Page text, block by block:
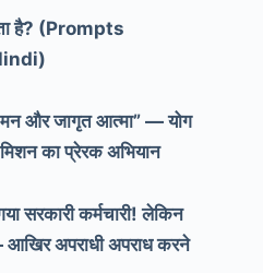
है? (Prompts
मन और जागृत आत्मा” — योग
मिशन का प्रेरक अभियान
सरकारी कर्मचारी! लेकिन
अपराधी अपराध करने